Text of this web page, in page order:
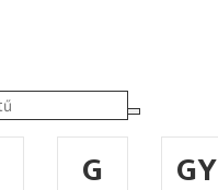
G GY